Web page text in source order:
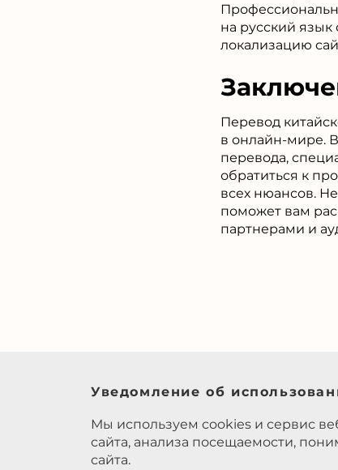
на русский язык
локализацию
Перевод
в онлайн-мире.
перевода,
обратиться к
всех нюансов.
поможет вам
партнерами и
Уведомление об
Мы используем cookies и сервис
сайта, анализа посещаемости,
сайта.